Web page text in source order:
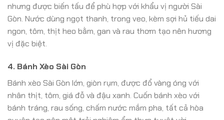
nhưng được biến tấu để phù hợp với khẩu vị người Sài
Gòn. Nước dùng ngọt thanh, trong veo, kèm sợi hủ tiếu dai
ngon, tôm, thịt heo bằm, gan và rau thơm tạo nên hương
vị đặc biệt.
4. Bánh Xèo Sài Gòn
Bánh xèo Sài Gòn lớn, giòn rụm, được đổ vàng óng với
nhân thịt, tôm, giá đỗ và đậu xanh. Cuốn bánh xèo với
bánh tráng, rau sống, chấm nước mắm pha, tất cả hòa